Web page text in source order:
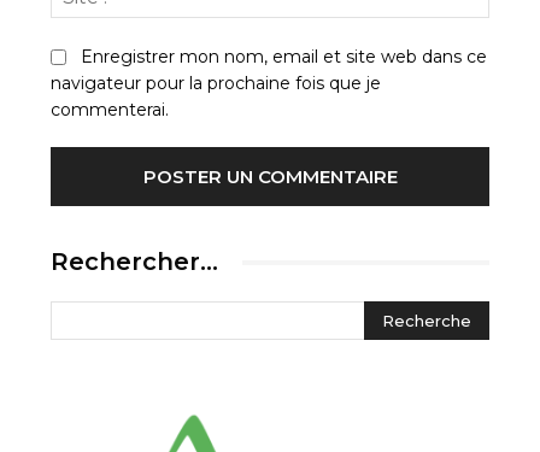
:
Enregistrer mon nom, email et site web dans ce
navigateur pour la prochaine fois que je
commenterai.
Rechercher…